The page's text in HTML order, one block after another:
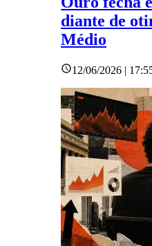
diante de
Médio
12/06/2026 |